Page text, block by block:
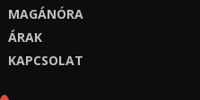
MAGÁNÓRA
ÁRAK
KAPCSOLAT